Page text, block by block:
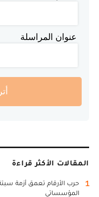
عنوان المراسلة
المقالات الأكثر قراءة
1
حرب الأرقام تعمق أزمة
المؤسساتي